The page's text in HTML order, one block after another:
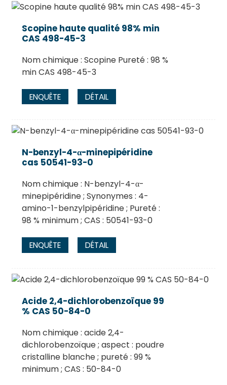
Scopine haute qualité 98% min
CAS 498-45-3
Nom chimique : Scopine Pureté : 98 %
min CAS 498-45-3
ENQUÊTE DÉTAIL
N-benzyl-4-α-minepipéridine
cas 50541-93-0
Nom chimique : N-benzyl-4-α-
minepipéridine ; Synonymes : 4-
amino-1-benzylpipéridine ; Pureté :
98 % minimum ; CAS : 50541-93-0
ENQUÊTE DÉTAIL
Acide 2,4-dichlorobenzoïque 99
% CAS 50-84-0
Nom chimique : acide 2,4-
dichlorobenzoïque ; aspect : poudre
cristalline blanche ; pureté : 99 %
minimum ; CAS : 50-84-0